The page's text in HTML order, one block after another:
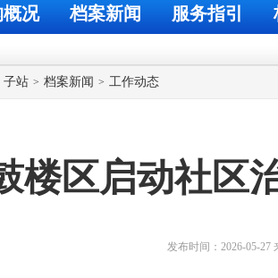
况 档案新闻 服务指引
子站 > 档案新闻 > 工作动态
楼区启动社区
发布时间：2026-05-27